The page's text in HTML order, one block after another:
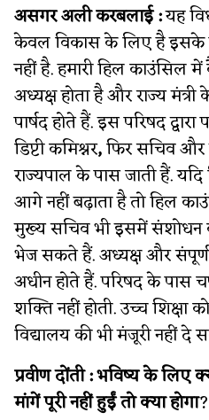
असगर अली करबलाई :यह
केवल विकास के लिए है इसके
नहीं है. हमारी हिल काउंसिल
अध्यक्ष होता है और राज्य मंत्री
पार्षद होते हैं. इस परिषद
डिप्टी कमिश्नर,फिर सचिव
राज्यपाल के पास जाती हैं. यदि
आगे नहीं बढ़ाता है तो हिल
मुख्य सचिव भी इसमें
भेज सकते हैं. अध्यक्ष और
अधीन होते हैं. परिषद के पास
शक्ति नहीं होती. उच्च शिक्षा
विद्यालय की भी मंजूरी नहीं दे
प्रवीण दोंती :भविष्य के लिए
मांगें पूरी नहीं हुईं तो क्या होगा?